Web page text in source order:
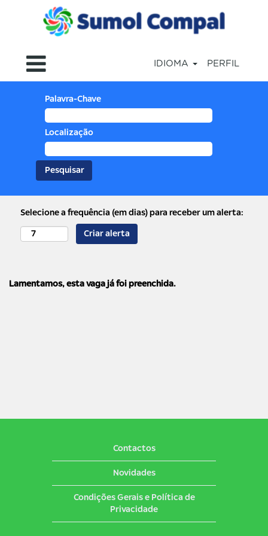
IDIOMA PERFIL
Palavra-Chave
Localização
Selecione a frequência (em dias) para receber um alerta:
Criar alerta
Lamentamos, esta vaga já foi preenchida.
Contactos
Novidades
Condições Gerais e Política de
Privacidade